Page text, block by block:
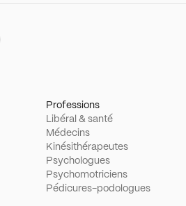
Professions
Libéral & santé
Médecins
Kinésithérapeutes
Psychologues
Psychomotriciens
Pédicures-podologues